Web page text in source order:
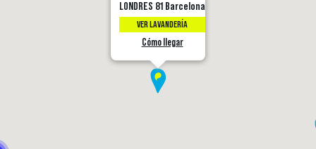
LONDRES 81 Barcelona
VER LAVANDERÍA
Cómo llegar